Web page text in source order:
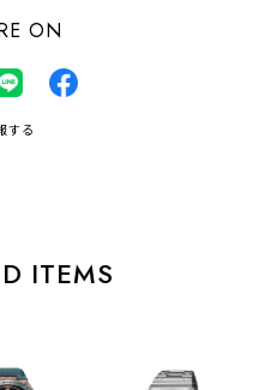
ON
する
ITEMS